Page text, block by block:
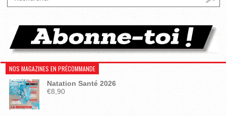
NOS MAGAZINES EN PRÉCOMMANDE
Natation Santé 2026
€8,90